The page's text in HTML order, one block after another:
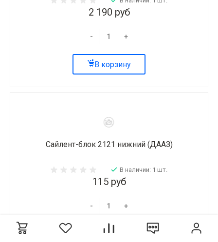
2 190 руб
- +
В корзину
Сайлент-блок 2121 нижний (ДААЗ)
В наличии: 1 шт.
115 руб
- +
В корзину